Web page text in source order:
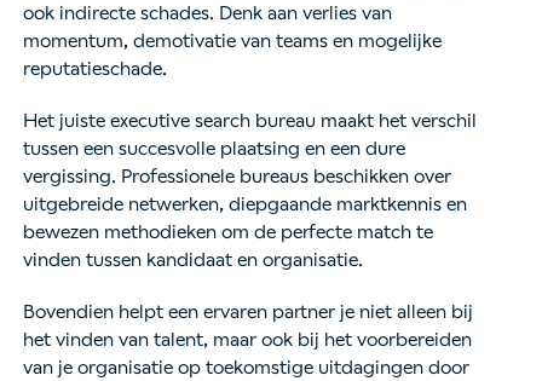
ook indirecte schades. Denk aan verlies van
momentum, demotivatie van teams en mogelijke
reputatieschade.
Het juiste executive search bureau maakt het verschil
tussen een succesvolle plaatsing en een dure
vergissing. Professionele bureaus beschikken over
uitgebreide netwerken, diepgaande marktkennis en
bewezen methodieken om de perfecte match te
vinden tussen kandidaat en organisatie.
Bovendien helpt een ervaren partner je niet alleen bij
het vinden van talent, maar ook bij het voorbereiden
van je organisatie op toekomstige uitdagingen door